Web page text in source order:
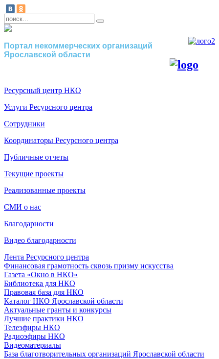
Портал некоммерческих организаций
Ярославской области
Ресурсный центр НКО
Услуги Ресурсного центра
Сотрудники
Координаторы Ресурсного центра
Публичные отчеты
Текущие проекты
Реализованные проекты
СМИ о нас
Благодарности
Видео благодарности
Лента Ресурсного центра
Финансовая грамотность сквозь призму искусства
Газета «Окно в НКО»
Библиотека для НКО
Правовая база для НКО
Каталог НКО Ярославской области
Актуальные гранты и конкурсы
Лучшие практики НКО
Телеэфиры НКО
Радиоэфиры НКО
Видеоматериалы
База благотворительных организаций Ярославской области